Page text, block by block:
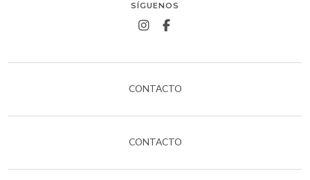
SÍGUENOS
CONTACTO
CONTACTO